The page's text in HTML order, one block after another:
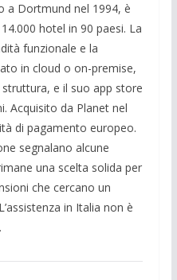
Dortmund nel 1994, è
hotel in 90 paesi. La
funzionale e la
in cloud o on-premise,
e il suo app store
Acquisito da Planet nel
di pagamento europeo.
segnalano alcune
una scelta solida per
che cercano un
in Italia non è